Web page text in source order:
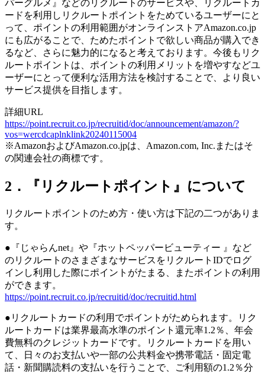
パーグルメ』などのリクルートのサービスや、リクルートカ
ードを利用しリクルートポイントをためているユーザーにと
って、ポイントの利用範囲がオンラインストアAmazon.co.jp
にも広がることで、ためたポイントで欲しい商品が購入でき
るなど、さらに魅力的になると考えております。今後もリク
ルートポイントは、ポイントの利用メリットを増やすなどユ
ーザーにとって便利な活用方法を検討することで、より良い
サービス提供を目指します。
詳細URL
https://point.recruit.co.jp/recruitid/doc/announcement/amazon/?
vos=wercdcaplnklink20240115004
※AmazonおよびAmazon.co.jpは、Amazon.com, Inc.またはそ
の関連会社の商標です。
2．『リクルートポイント』について
リクルートポイントのため方・使い方は下記の二つがありま
す。
●『じゃらんnet』や『ホットペッパービューティー 』など
のリクルートのさまざまなサービスをリクルートIDでログ
インし利用した際にポイントがたまる、またポイントの利用
ができます。
https://point.recruit.co.jp/recruitid/doc/recruitid.html
●リクルートカードの利用でポイントがためられます。リク
ルートカードは業界最高水準のポイント還元率1.2％、年会
費無料のクレジットカードです。リクルートカードを用い
て、日々のお支払いや一部の公共料金や携帯電話・固定電
話・新聞購読料の支払いを行うことで、ご利用額の1.2％分